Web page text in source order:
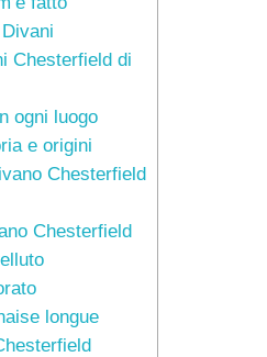
Chesterfield di
ogni luogo
e origini
Chesterfield
Chesterfield
longue